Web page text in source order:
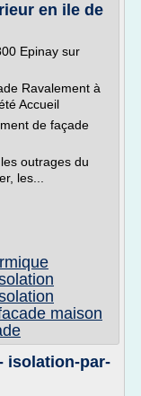
en ile de
Epinay sur
Ravalement à
Accueil
de façade
outrages du
les...
maison
isolation-par-